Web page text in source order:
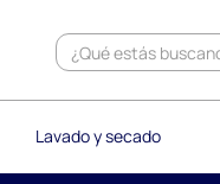
Lavado y secado